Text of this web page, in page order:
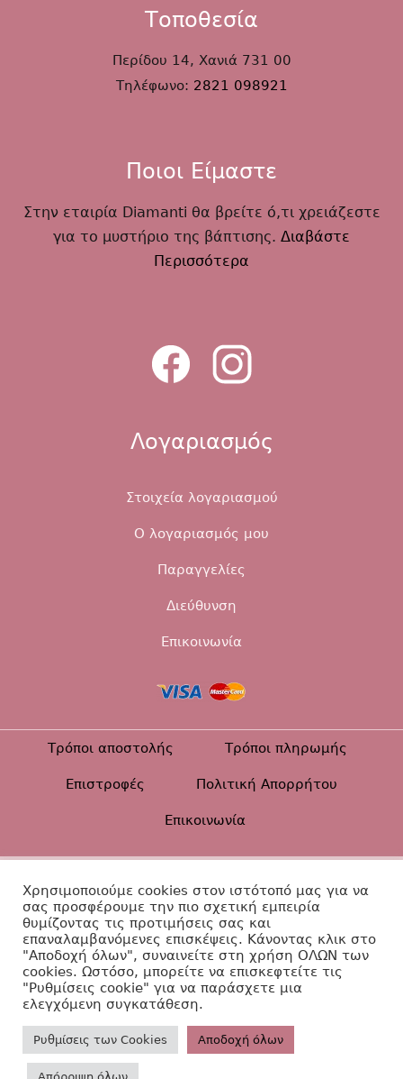
Τοποθεσία
Περίδου 14, Χανιά 731 00
Τηλέφωνο: 2821 098921
Ποιοι Είμαστε
Στην εταιρία Diamanti θα βρείτε ό,τι χρειάζεστε
για το μυστήριο της βάπτισης. Διαβάστε
Περισσότερα
Λογαριασμός
Στοιχεία λογαριασμού
Ο λογαριασμός μου
Παραγγελίες
Διεύθυνση
Επικοινωνία
Τρόποι αποστολής Τρόποι πληρωμής
Επιστροφές Πολιτική Απορρήτου
Επικοινωνία
Βαπτιστικά Diamanti ©2026
Κατασκευή Ιστοσελίδας
Χρησιμοποιούμε cookies στον ιστότοπό μας για να
σας προσφέρουμε την πιο σχετική εμπειρία
θυμίζοντας τις προτιμήσεις σας και
επαναλαμβανόμενες επισκέψεις. Κάνοντας κλικ στο
"Αποδοχή όλων", συναινείτε στη χρήση ΟΛΩΝ των
cookies. Ωστόσο, μπορείτε να επισκεφτείτε τις
"Ρυθμίσεις cookie" για να παράσχετε μια
ελεγχόμενη συγκατάθεση.
Ρυθμίσεις των Cookies Aποδοχή όλων